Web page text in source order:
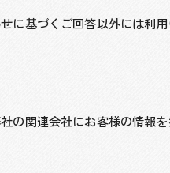
に基づくご回答以外には利用
関連会社にお客様の情報を